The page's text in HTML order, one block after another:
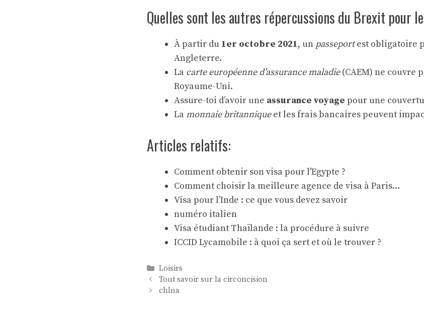
Quelles sont les autres répercussions du Brexit pour
À partir du 1er octobre 2021, un passeportest obligatoire
Angleterre.
La carte européenne d’assurance maladie(CAEM) ne couvre
Royaume-Uni.
Assure-toi d’avoir une assurance voyage pour une
Lamonnaie britanniqueet les frais bancaires peuvent
Articles relatifs:
Comment obtenir son visa pour l'Egypte ?
Comment choisir la meilleure agence de visa à Paris…
Visa pour l’Inde : ce que vous devez savoir
numéro italien
Visa étudiant Thaïlande : la procédure à suivre
ICCID Lycamobile : à quoi ça sert et où le trouver ?
Catégories
Loisirs
Tout savoir sur la circoncision
chlna